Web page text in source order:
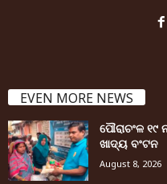
EVEN MORE NEWS
ପୌରାଚଂଳ
ଖାଦ୍ୟ ବଂଟନ
August 8, 2026